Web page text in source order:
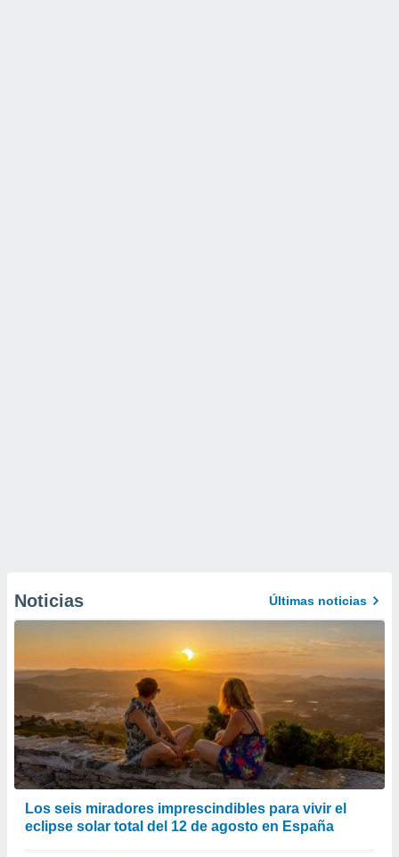
Noticias Últimas noticias
Los seis miradores imprescindibles para vivir el
eclipse solar total del 12 de agosto en España